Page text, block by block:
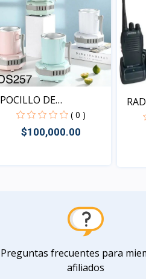
POCILLO DE
ENFRIAMIENTO...( 0 )
$100,000.00
Preguntas frecuentes para
afiliados